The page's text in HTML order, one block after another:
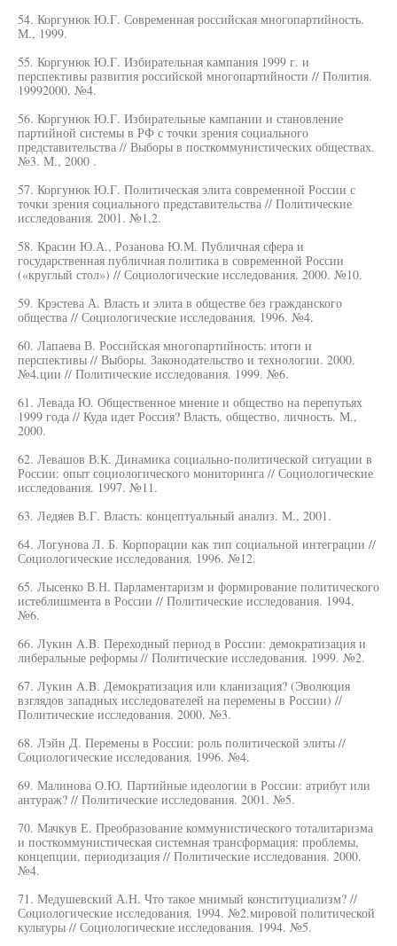
54. Коргунюк Ю.Г. Современная российская многопартийность.
М., 1999.
55. Коргунюк Ю.Г. Избирательная кампания 1999 г. и
перспективы развития российской многопартийности // Полития.
19992000. №4.
56. Коргунюк Ю.Г. Избирательные кампании и становление
партийной системы в РФ с точки зрения социального
представительства // Выборы в посткоммунистических обществах.
№3. М., 2000 .
57. Коргунюк Ю.Г. Политическая элита современной России с
точки зрения социального представительства // Политические
исследования. 2001. №1,2.
58. Красин Ю.А., Розанова Ю.М. Публичная сфера и
государственная публичная политика в современной России
(«круглый стол») // Социологические исследования. 2000. №10.
59. Крэстева А. Власть и элита в обществе без гражданского
общества // Социологические исследования. 1996. №4.
60. Лапаева В. Российская многопартийность: итоги и
перспективы // Выборы. Законодательство и технологии. 2000.
№4.ции // Политические исследования. 1999. №6.
61. Левада Ю. Общественное мнение и общество на перепутьях
1999 года // Куда идет Россия? Власть, общество, личность. М.,
2000.
62. Левашов В.К. Динамика социально-политической ситуации в
России: опыт социологического мониторинга // Социологические
исследования. 1997. №11.
63. Ледяев В.Г. Власть: концептуальный анализ. М., 2001.
64. Логунова Л. Б. Корпорации как тип социальной интеграции //
Социологические исследования. 1996. №12.
65. Лысенко В.Н. Парламентаризм и формирование политического
истеблишмента в России // Политические исследования. 1994.
№6.
66. Лукин A.B. Переходный период в России: демократизация и
либеральные реформы // Политические исследования. 1999. №2.
67. Лукин A.B. Демократизация или кланизация? (Эволюция
взглядов западных исследователей на перемены в России) //
Политические исследования. 2000. №3.
68. Лэйн Д. Перемены в России: роль политической элиты //
Социологические исследования. 1996. №4.
69. Малинова О.Ю. Партийные идеологии в России: атрибут или
антураж? // Политические исследования. 2001. №5.
70. Мачкув Е. Преобразование коммунистического тоталитаризма
и посткоммунистическая системная трансформация: проблемы,
концепции, периодизация // Политические исследования. 2000.
№4.
71. Медушевский А.Н. Что такое мнимый конституциализм? //
Социологические исследования. 1994. №2.мировой политической
культуры // Социологические исследования. 1994. №5.